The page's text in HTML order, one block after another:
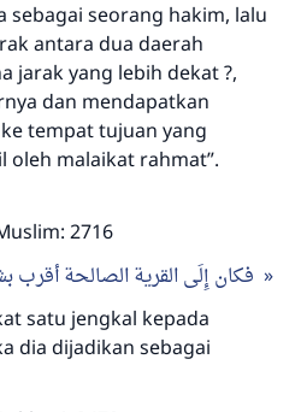
sebagai seorang hakim, lalu
antara dua daerah
jarak yang lebih dekat ?,
dan mendapatkan
tempat tujuan yang
oleh malaikat rahmat”.
2716
فكان إِلَى القرية الصالحة أقرب
satu jengkal kepada
dia dijadikan sebagai